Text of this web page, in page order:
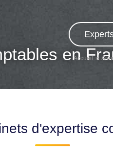
Accueil
en
d'expertise